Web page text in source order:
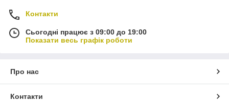
Контакти
Сьогодні працює з 09:00 до 19:00
Показати весь графік роботи
Про нас
Контакти